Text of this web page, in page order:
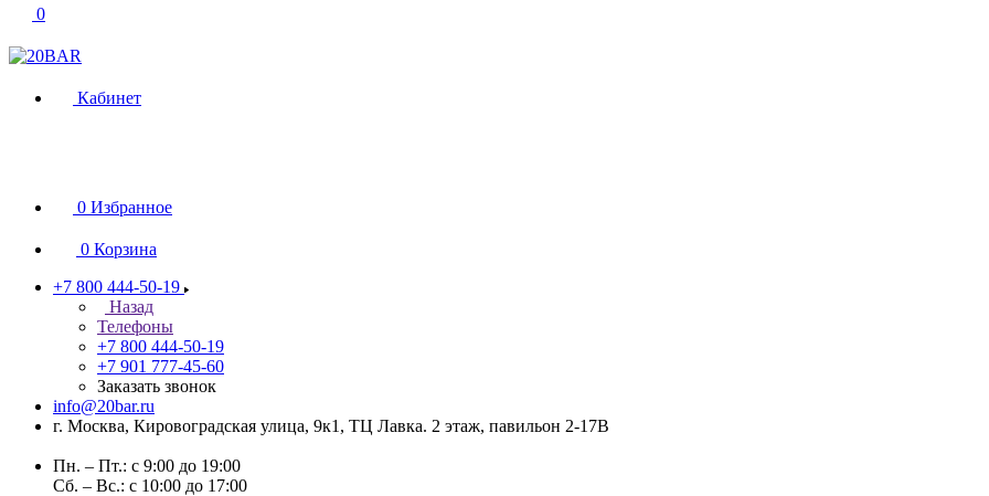
0
Кабинет
0 Избранное
0 Корзина
+7 800 444-50-19
Назад
Телефоны
+7 800 444-50-19
+7 901 777-45-60
Заказать звонок
info@20bar.ru
г. Москва, Кировоградская улица, 9к1, ТЦ Лавка. 2 этаж, павильон 2-17В
Пн. – Пт.: с 9:00 до 19:00
Сб. – Вс.: с 10:00 до 17:00